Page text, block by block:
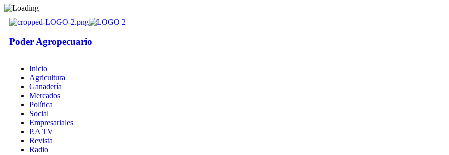
Poder Agropecuario
Inicio
Agricultura
Ganadería
Mercados
Política
Social
Empresariales
P.A TV
Revista
Radio